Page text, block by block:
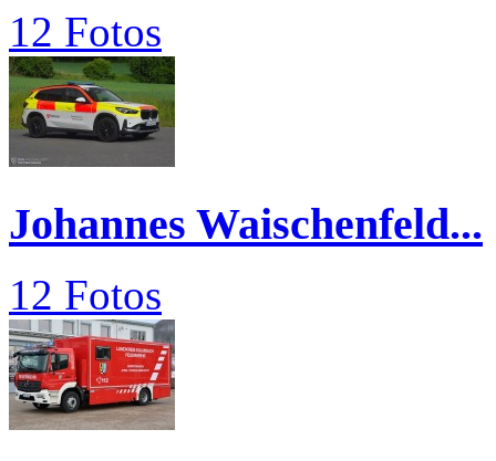
12 Fotos
Johannes Waischenfeld...
12 Fotos